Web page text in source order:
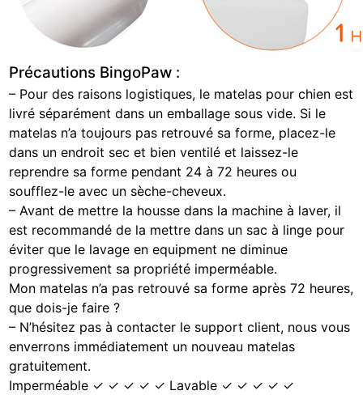
Précautions BingoPaw :
– Pour des raisons logistiques, le matelas pour chien est
livré séparément dans un emballage sous vide. Si le
matelas n’a toujours pas retrouvé sa forme, placez-le
dans un endroit sec et bien ventilé et laissez-le
reprendre sa forme pendant 24 à 72 heures ou
soufflez-le avec un sèche-cheveux.
– Avant de mettre la housse dans la machine à laver, il
est recommandé de la mettre dans un sac à linge pour
éviter que le lavage en equipment ne diminue
progressivement sa propriété imperméable.
Mon matelas n’a pas retrouvé sa forme après 72 heures,
que dois-je faire ?
– N’hésitez pas à contacter le support client, nous vous
enverrons immédiatement un nouveau matelas
gratuitement.
Imperméable ✓ ✓ ✓ ✓ ✓ Lavable ✓ ✓ ✓ ✓ ✓